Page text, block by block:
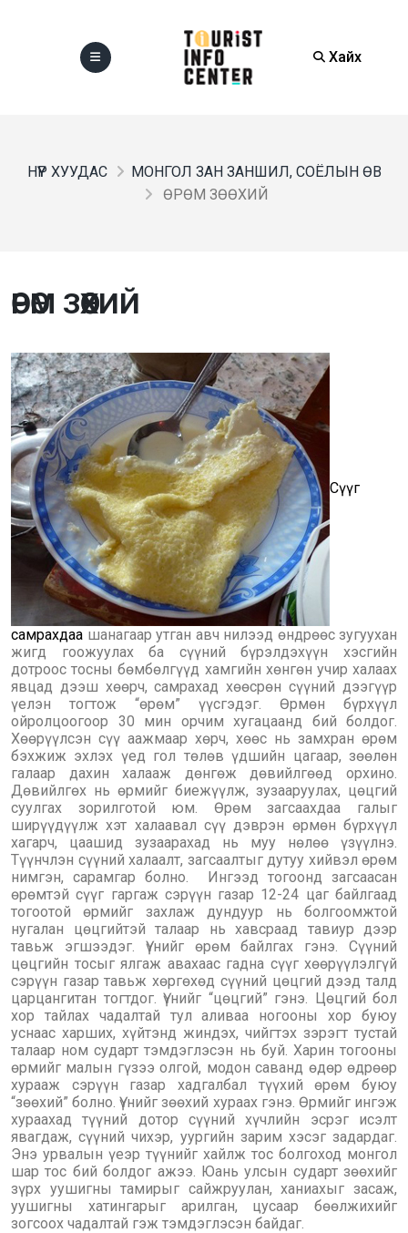
Хайх
НҮҮР ХУУДАС
МОНГОЛ ЗАН ЗАНШИЛ, СОЁЛЫН ӨВ
ӨРӨМ ЗӨӨХИЙ
ӨРӨМ ЗӨӨХИЙ
Сүүг
самрахдаа шанагаар утган авч нилээд өндрөөс зугуухан
жигд гоожуулах ба сүүний бүрэлдэхүүн хэсгийн
дотроос тосны бөмбөлгүүд хамгийн хөнгөн учир халаах
явцад дээш хөөрч, самрахад хөөсрөн сүүний дээгүүр
үелэн тогтож “өрөм” үүсгэдэг. Өрмөн бүрхүүл
ойролцоогоор 30 мин орчим хугацаанд бий болдог.
Хөөрүүлсэн сүү аажмаар хөрч, хөөс нь замхран өрөм
бэхжиж эхлэх үед гол төлөв үдшийн цагаар, зөөлөн
галаар дахин халааж дөнгөж дөвийлгөөд орхино.
Дөвийлгөх нь өрмийг биежүүлж, зузааруулах, цөцгий
суулгах зорилготой юм. Өрөм загсаахдаа галыг
ширүүдүүлж хэт халаавал сүү дэврэн өрмөн бүрхүүл
хагарч, цаашид зузаарахад нь муу нөлөө үзүүлнэ.
Түүнчлэн сүүний халаалт, загсаалтыг дутуу хийвэл өрөм
нимгэн, сарамгар болно. Ингээд тогоонд загсаасан
өрөмтэй сүүг гаргаж сэрүүн газар 12-24 цаг байлгаад
тогоотой өрмийг захлаж дундуур нь болгоомжтой
нугалан цөцгийтэй талаар нь хавсраад тавиур дээр
тавьж эгшээдэг. Үүнийг өрөм байлгах гэнэ. Сүүний
цөцгийн тосыг ялгаж авахаас гадна сүүг хөөрүүлэлгүй
сэрүүн газар тавьж хөргөхөд сүүний цөцгий дээд талд
царцангитан тогтдог. Үүнийг “цөцгий” гэнэ. Цөцгий бол
хор тайлах чадалтай тул аливаа ногооны хор буюу
уснаас харших, хүйтэнд жиндэх, чийгтэх зэрэгт тустай
талаар ном сударт тэмдэглэсэн нь буй. Харин тогооны
өрмийг малын гүзээ олгой, модон саванд өдөр өдрөөр
хурааж сэрүүн газар хадгалбал түүхий өрөм буюу
“зөөхий” болно. Үүнийг зөөхий хураах гэнэ. Өрмийг ингэж
хураахад түүний дотор сүүний хүчлийн эсрэг исэлт
явагдаж, сүүний чихэр, уургийн зарим хэсэг задардаг.
Энэ урвалын үеэр түүнийг хайлж тос болгоход монгол
шар тос бий болдог ажээ. Юань улсын сударт зөөхийг
зүрх уушигны тамирыг сайжруулан, ханиахыг засаж,
уушигны хатингарыг арилган, цусаар бөөлжихийг
зогсоох чадалтай гэж тэмдэглэсэн байдаг.